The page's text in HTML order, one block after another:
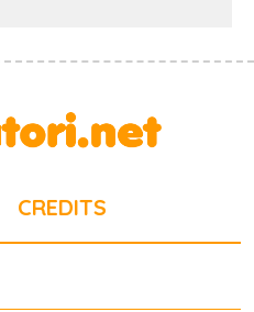
CREDITS